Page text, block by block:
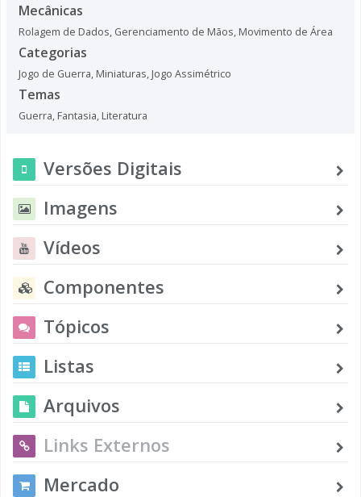
Mecânicas
Rolagem de Dados, Gerenciamento de Mãos, Movimento de Área
Categorias
Jogo de Guerra, Miniaturas, Jogo Assimétrico
Temas
Guerra, Fantasia, Literatura
Versões Digitais
Imagens
Vídeos
Componentes
Tópicos
Listas
Arquivos
Links Externos
Mercado